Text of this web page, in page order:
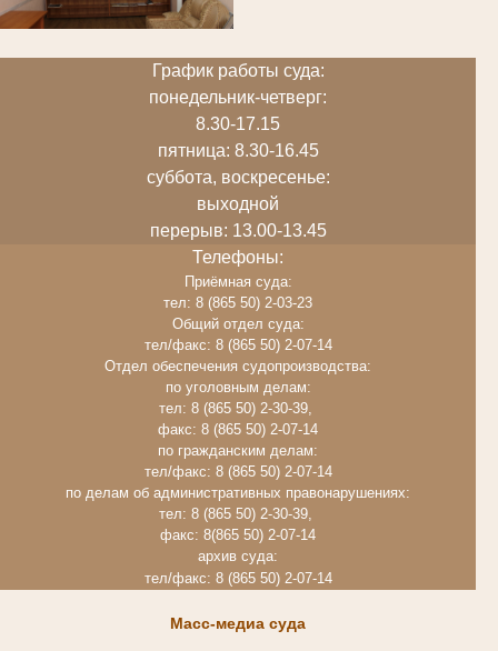
График работы суда:
понедельник-четверг:
8.30-17.15
пятница: 8.30-16.45
суббота, воскресенье:
выходной
перерыв: 13.00-13.45
Телефоны:
Приёмная суда:
тел: 8 (865 50) 2-03-23
Общий отдел суда:
тел/факс: 8 (865 50) 2-07-14
Отдел обеспечения судопроизводства:
по уголовным делам:
тел: 8 (865 50) 2-30-39,
факс: 8 (865 50) 2-07-14
по гражданским делам:
тел/факс: 8 (865 50) 2-07-14
по делам об административных правонарушениях:
тел: 8 (865 50) 2-30-39,
факс: 8(865 50) 2-07-14
архив суда:
тел/факс: 8 (865 50) 2-07-14
Масс-медиа суда